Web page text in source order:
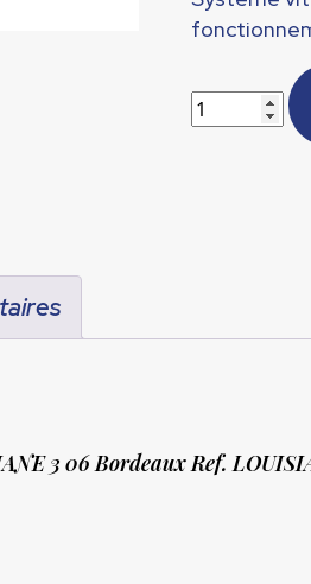
3 06 Bordeaux Ref.